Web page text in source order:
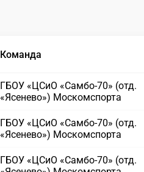
Команда
ГБОУ «ЦСиО «Самбо-70» (отд.
«Ясенево») Москомспорта
ГБОУ «ЦСиО «Самбо-70» (отд.
«Ясенево») Москомспорта
ГБОУ «ЦСиО «Самбо-70» (отд.